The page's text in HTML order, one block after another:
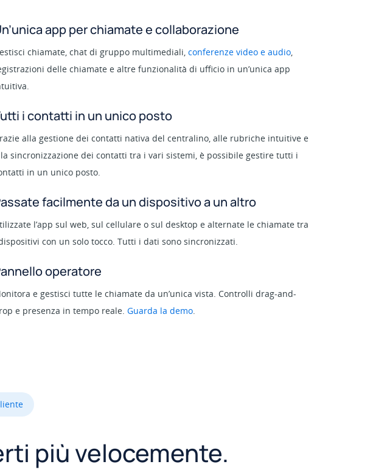
app per chiamate e collaborazione
chiamate, chat di gruppo multimediali, conferenze video e audio,
delle chiamate e altre funzionalità di ufficio in un’unica app
i contatti in un unico posto
alla gestione dei contatti nativa del centralino, alle rubriche intuitive e
sincronizzazione dei contatti tra i vari sistemi, è possibile gestire tutti i
in un unico posto.
facilmente da un dispositivo a un altro
l’app sul web, sul cellulare o sul desktop e alternate le chiamate tra
con un solo tocco. Tutti i dati sono sincronizzati.
operatore
e gestisci tutte le chiamate da un’unica vista. Controlli drag-and-
e presenza in tempo reale. Guarda la demo.
più velocemente.